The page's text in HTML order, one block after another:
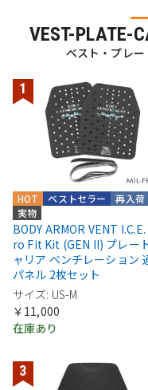
VEST-PLATE-
ベスト・プレ
実物
再入荷
ベストセラー
HOT
BODY ARMOR VENT
ro Fit Kit (GEN II) プレー
ャリア ベンチレーション
パネル 2枚セット
サイズ: US-M
￥11,000
在庫あり